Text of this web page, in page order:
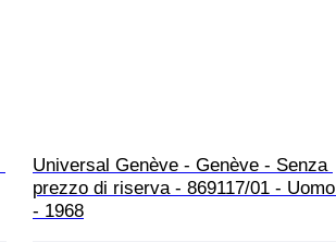
Universal Genève - Genève - Senza
prezzo di riserva - 869117/01 - Uomo
- 1968